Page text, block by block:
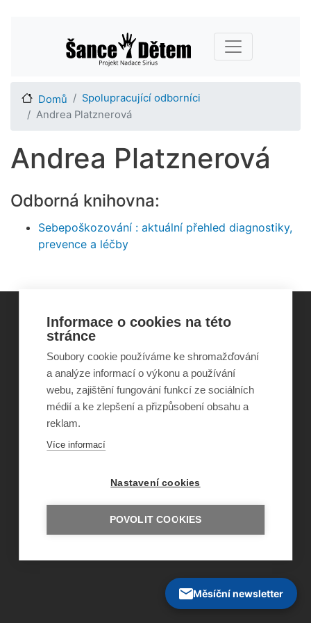
hlavnímu
obsahu
Main navigation
Domů
Spolupracující odborníci
Andrea Platznerová
Andrea Platznerová
Odborná knihovna:
Sebepoškozování : aktuální přehled diagnostiky,
prevence a léčby
2011–2026
Šance Dětem
ISSN 1805-8876
nazory@sancedetem.cz
Odběr novinek e-mailem
Ochrana osobních údajů
Měsíční newsletter
Informace o cookies na této
stránce
Soubory cookie používáme ke shromažďování
a analýze informací o výkonu a používání
webu, zajištění fungování funkcí ze sociálních
médií a ke zlepšení a přizpůsobení obsahu a
reklam.
Více informací
Nastavení cookies
POVOLIT COOKIES